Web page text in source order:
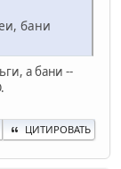
бани
а бани --
ЦИТИРОВАТЬ